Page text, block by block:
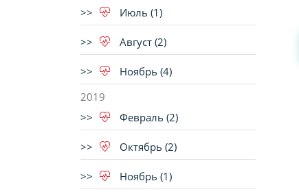
Июль (1)
Август (2)
Ноябрь (4)
2019
Февраль (2)
Октябрь (2)
Ноябрь (1)